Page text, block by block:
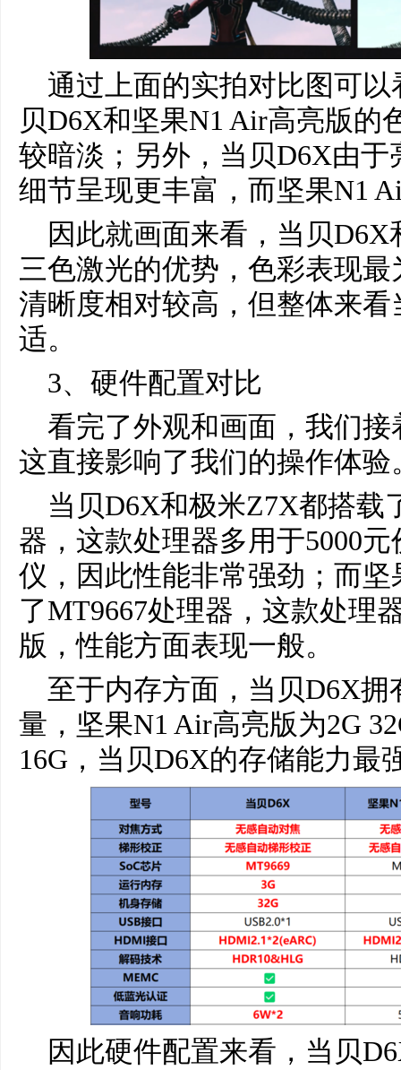
通过上面的实拍对比图可
贝D6X和坚果N1 Air高亮版的
较暗淡；另外，当贝D6X由
细节呈现更丰富，而坚果N1
因此就画面来看，当贝
三色激光的优势，色彩表现
清晰度相对较高，但整体来
适。
3、硬件配置对比
看完了外观和画面，我们
这直接影响了我们的操作体验
当贝D6X和极米Z7X都搭载
器，这款处理器多用于5000
仪，因此性能非常强劲；而
了MT9667处理器，这款处理
版，性能方面表现一般。
至于内存方面，当贝D6X拥
量，坚果N1 Air高亮版为2G
16G，当贝D6X的存储能力最
因此硬件配置来看，当贝